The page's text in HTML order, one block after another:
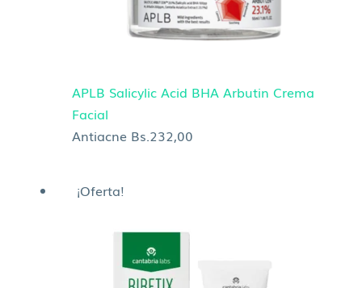
APLB Salicylic Acid BHA Arbutin Crema
Facial
Antiacne Bs.232,00
¡Oferta!
Bs.463,00.
Bs.354,00.